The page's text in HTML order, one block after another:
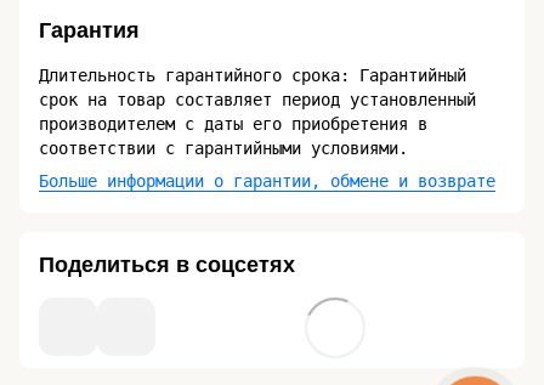
Гарантия
Длительность гарантийного срока: Гарантийный
срок на товар составляет период установленный
производителем с даты его приобретения в
соответствии с гарантийными условиями.
Больше информации о гарантии, обмене и возврате
Поделиться в соцсетях